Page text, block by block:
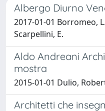
Albergo Diurno
2017-01-01 Borromeo,
Scarpellini, E.
Aldo Andreani
mostra
2015-01-01 Dulio,
Architetti che